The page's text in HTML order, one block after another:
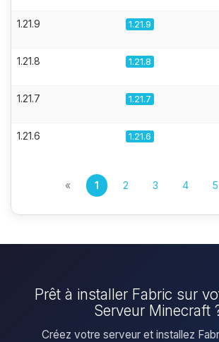
1.21.9 1.21.9
1.21.8 1.21.8
1.21.7 1.21.7
1.21.6 1.21.6
« 1 2 3 4 5
Prêt à installer Fabric sur
Serveur Minecraft
Créez votre serveur et installez